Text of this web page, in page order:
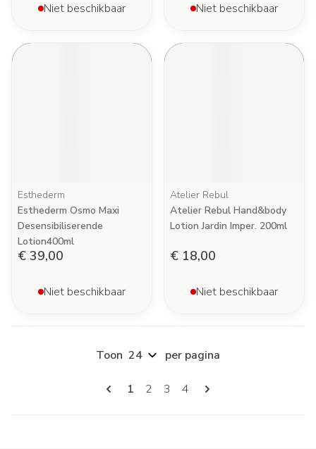
Niet beschikbaar Niet beschikbaar
Esthederm
Esthederm Osmo Maxi
Desensibiliserende
Lotion400ml
€ 39,00
Niet beschikbaar
Atelier Rebul
Atelier Rebul Hand&body
Lotion Jardin Imper. 200ml
€ 18,00
Niet beschikbaar
Pagina's
U lees momenteel pagina
1 Pagina
2 Pagina
3 Pagina
4
Toon per pagina